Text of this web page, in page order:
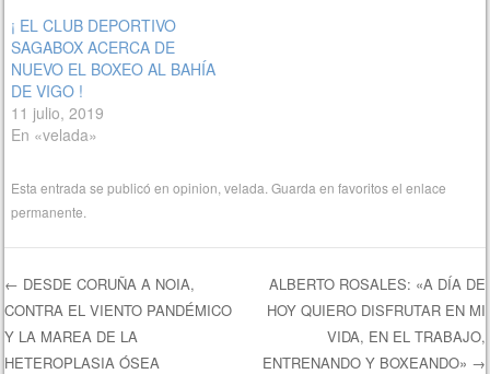
¡ EL CLUB DEPORTIVO
SAGABOX ACERCA DE
NUEVO EL BOXEO AL BAHÍA
DE VIGO !
11 julio, 2019
En «velada»
Esta entrada se publicó enopinion ,velada . Guarda en favoritos elenlace
permanente
Navegación de entradas
← DESDE CORUÑA A NOIA,
CONTRA EL VIENTO PANDÉMICO
Y LA MAREA DE LA
HETEROPLASIA ÓSEA
ALBERTO ROSALES: «A DÍA DE
HOY QUIERO DISFRUTAR EN MI
VIDA, EN EL TRABAJO,
ENTRENANDO Y BOXEANDO» →